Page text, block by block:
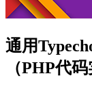
通用
（PHP代码